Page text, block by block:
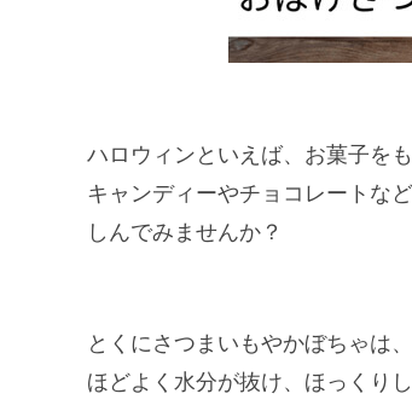
ハロウィンといえば、お菓子を
キャンディーやチョコレートな
しんでみませんか？
とくにさつまいもやかぼちゃは
ほどよく水分が抜け、ほっくり